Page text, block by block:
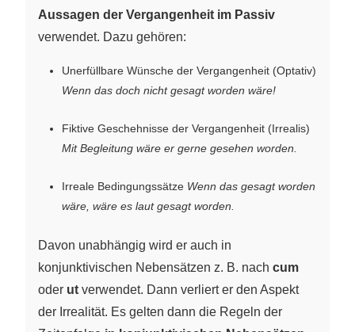
Aussagen der Vergangenheit im Passiv
verwendet. Dazu gehören:
Unerfüllbare Wünsche der Vergangenheit (Optativ)
Wenn das doch nicht gesagt worden wäre!
Fiktive Geschehnisse der Vergangenheit (Irrealis)
Mit Begleitung wäre er gerne gesehen worden.
Irreale Bedingungssätze Wenn das gesagt worden
wäre, wäre es laut gesagt worden.
Davon unabhängig wird er auch in
konjunktivischen Nebensätzen z. B. nach cum
oder ut verwendet. Dann verliert er den Aspekt
der Irrealität. Es gelten dann die Regeln der